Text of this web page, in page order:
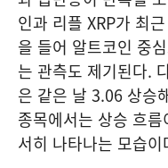
인과 리플 XRP가 최
을 들어 알트코인 중
는 관측도 제기된다.
은 같은 날 3.06 상승
종목에서는 상승 흐
서히 나타나는 모습이